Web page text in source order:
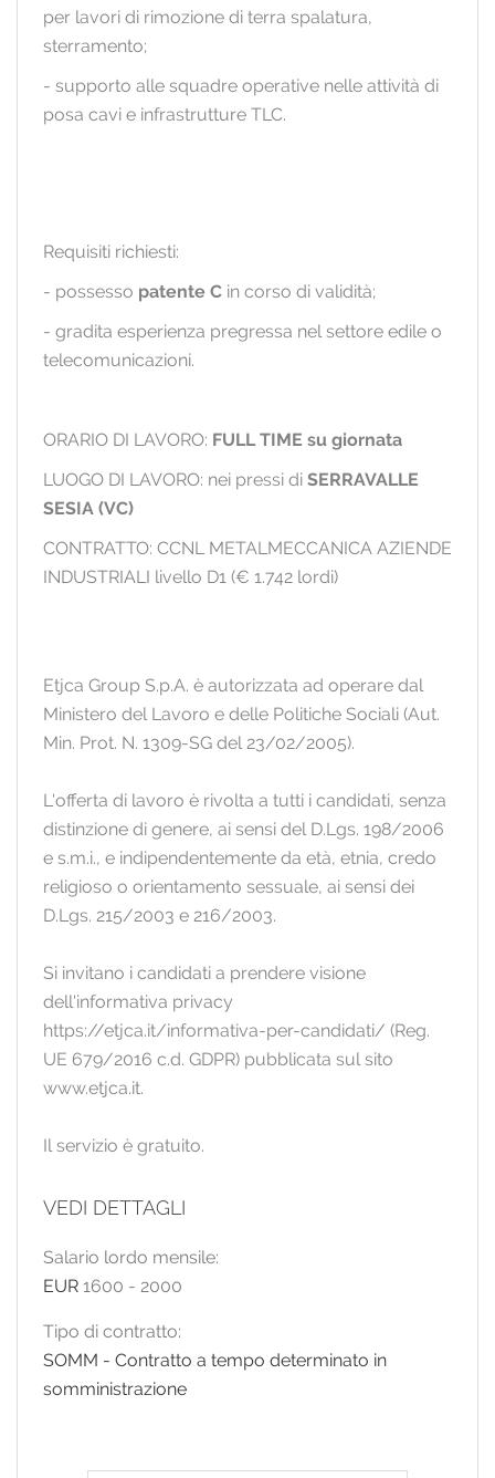
per lavori di rimozione di terra spalatura,
sterramento;
- supporto alle squadre operative nelle attività di
posa cavi e infrastrutture TLC.
Requisiti richiesti:
- possesso patente C in corso di validità;
- gradita esperienza pregressa nel settore edile o
telecomunicazioni.
ORARIO DI LAVORO: FULL TIME su giornata
LUOGO DI LAVORO: nei pressi di SERRAVALLE
SESIA (VC)
CONTRATTO: CCNL METALMECCANICA AZIENDE
INDUSTRIALI livello D1 (€ 1.742 lordi)
Etjca Group S.p.A. è autorizzata ad operare dal
Ministero del Lavoro e delle Politiche Sociali (Aut.
Min. Prot. N. 1309-SG del 23/02/2005).
L'offerta di lavoro è rivolta a tutti i candidati, senza
distinzione di genere, ai sensi del D.Lgs. 198/2006
e s.m.i., e indipendentemente da età, etnia, credo
religioso o orientamento sessuale, ai sensi dei
D.Lgs. 215/2003 e 216/2003.
Si invitano i candidati a prendere visione
dell'informativa privacy
https://etjca.it/informativa-per-candidati/ (Reg.
UE 679/2016 c.d. GDPR) pubblicata sul sito
www.etjca.it.
Il servizio è gratuito.
VEDI DETTAGLI
Salario lordo mensile:
EUR 1600 - 2000
Tipo di contratto:
SOMM - Contratto a tempo determinato in
somministrazione